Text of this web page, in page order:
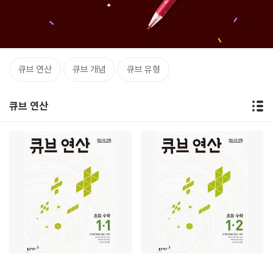
큐브 연산 큐브 개념 큐브 유형
큐브 연산